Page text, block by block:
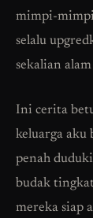
mimpi-mimpi
selalu
sekalian alam
Ini cerita
keluarga aku
penah
budak
mereka siap